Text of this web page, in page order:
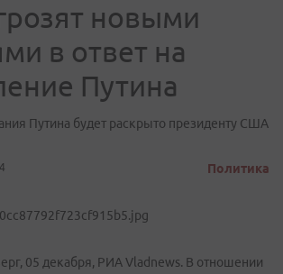
новыми
в ответ на
Путина
Путина будет раскрыто президенту США
Политика
05 декабря, РИА Vladnews. В отношении